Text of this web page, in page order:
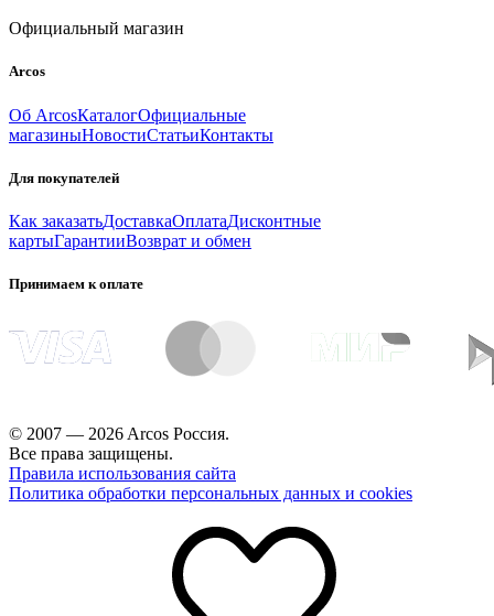
Официальный магазин
Arcos
Об ArcosКаталогОфициальные
магазиныНовостиСтатьиКонтакты
Для покупателей
Как заказатьДоставкаОплатаДисконтные
картыГарантииВозврат и обмен
Принимаем к оплате
© 2007 — 2026 Arcos Россия.
Все права защищены.
Правила использования сайта
Политика обработки персональных данных и cookies